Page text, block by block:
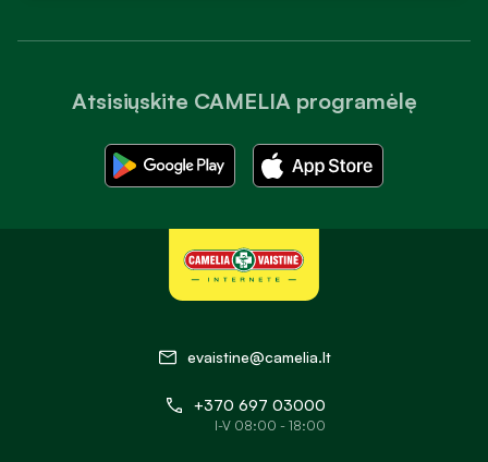
Atsisiųskite CAMELIA programėlę
evaistine@camelia.lt
+370 697 03000
I-V 08:00 - 18:00